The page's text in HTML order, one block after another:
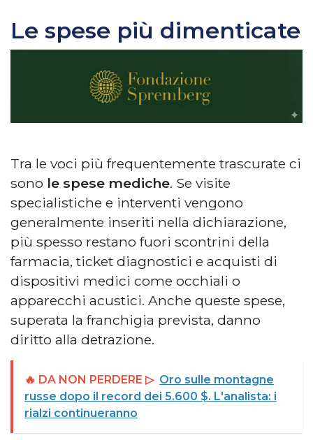
Le spese più dimenticate
Tra le voci più frequentemente trascurate ci
sono le spese mediche. Se visite
specialistiche e interventi vengono
generalmente inseriti nella dichiarazione,
più spesso restano fuori scontrini della
farmacia, ticket diagnostici e acquisti di
dispositivi medici come occhiali o
apparecchi acustici. Anche queste spese,
superata la franchigia prevista, danno
diritto alla detrazione.
🔥 DA NON PERDERE ▷ Oro sulle montagne
russe dopo il record dei 5.600 $. L'analista: i
rialzi continueranno